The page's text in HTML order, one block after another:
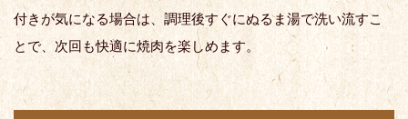
付きが気になる場合は、調理後すぐにぬるま湯で洗い流すこ
とで、次回も快適に焼肉を楽しめます。